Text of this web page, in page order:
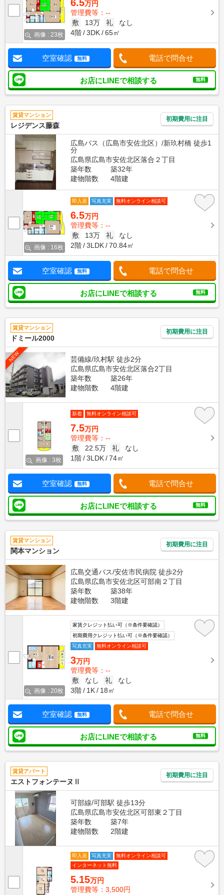
画像 : 23枚
6.5万円
管理費等：--
敷
13万 礼
なし
4階
3DK 65㎡
空室確認 無料 電話で問合せ
お店にLINEで相談する 無料
賃貸マンション
レジデンス藤森
初期費用に注目
広島バス（広島市安佐北区）/新玖村橋 徒歩1
分
広島県広島市安佐北区落合２丁目
築年数
築32年
建物階数
4階建
画像 : 16枚
即入居 写真充実 無料オンライン相談可
6.5万円
管理費等：--
敷
13万 礼
なし
2階
3LDK 70.84㎡
空室確認 無料 電話で問合せ
お店にLINEで相談する 無料
賃貸マンション
ドミール2000
初期費用に注目
NEW
芸備線/玖村駅 徒歩2分
広島県広島市安佐北区落合2丁目
築年数
築26年
建物階数
4階建
画像 : 3枚
新着 無料オンライン相談可
7.5万円
管理費等：--
敷
22.5万 礼
なし
1階
3LDK 74㎡
空室確認 無料 電話で問合せ
お店にLINEで相談する 無料
賃貸マンション
関本マンション
初期費用に注目
広島交通バス/安佐市民病院 徒歩2分
広島県広島市安佐北区可部南２丁目
築年数
築38年
建物階数
3階建
画像 : 20枚
家賃クレジット払い可（※条件要確認）
初期費用クレジット払い可（※条件要確認）
写真充実
無料オンライン相談可
3万円
管理費等：--
敷
なし 礼
なし
3階
1K 18㎡
空室確認 無料 電話で問合せ
お店にLINEで相談する 無料
賃貸アパート
エストフォンテーヌⅡ
初期費用に注目
可部線/可部駅 徒歩13分
広島県広島市安佐北区可部東２丁目
築年数
築7年
建物階数
2階建
即入居 写真充実
無料オンライン相談可
インターネット無料
5.15万円
管理費等：3,500円